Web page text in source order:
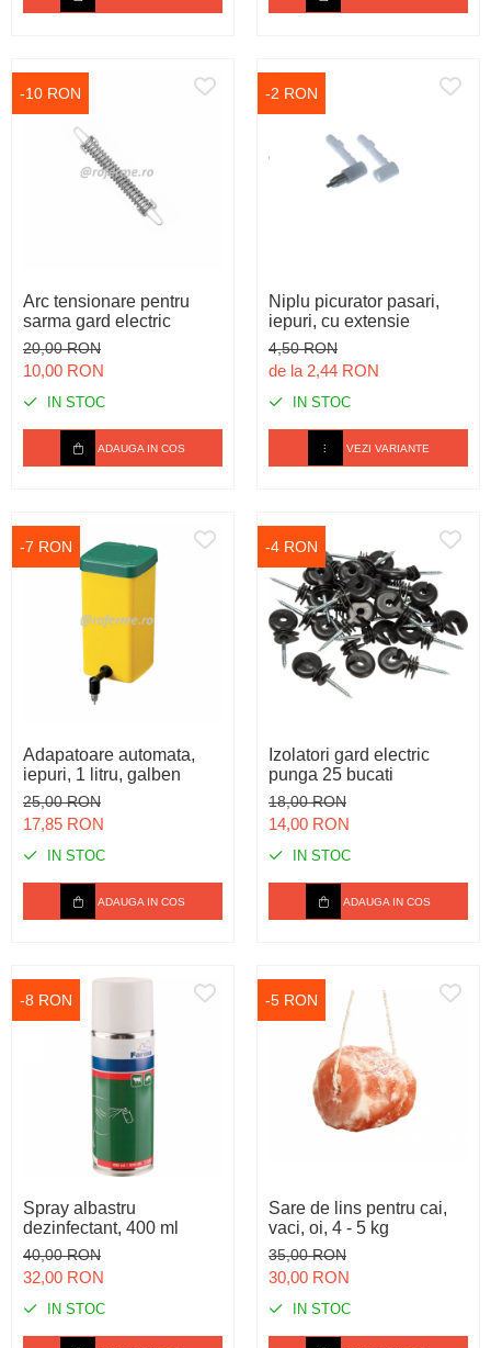
-10 RON
Arc tensionare pentru
sarma gard electric
20,00 RON
10,00 RON
IN STOC
ADAUGA IN COS
-2 RON
Niplu picurator pasari,
iepuri, cu extensie
4,50 RON
de la 2,44 RON
IN STOC
VEZI VARIANTE
-7 RON
Adapatoare automata,
iepuri, 1 litru, galben
25,00 RON
17,85 RON
IN STOC
ADAUGA IN COS
-4 RON
Izolatori gard electric
punga 25 bucati
18,00 RON
14,00 RON
IN STOC
ADAUGA IN COS
-8 RON
Spray albastru
dezinfectant, 400 ml
40,00 RON
32,00 RON
IN STOC
-5 RON
Sare de lins pentru cai,
vaci, oi, 4 - 5 kg
35,00 RON
30,00 RON
IN STOC